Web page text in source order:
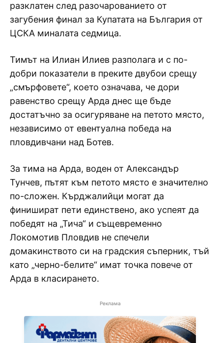
разклатен след разочарованието от
загубения финал за Купатата на България от
ЦСКА миналата седмица.
Тимът на Илиан Илиев разполага и с по-
добри показатели в преките двубои срещу
„смърфовете“, което означава, че дори
равенство срещу Арда днес ще бъде
достатъчно за осигуряване на петото място,
независимо от евентуална победа на
пловдивчани над Ботев.
За тима на Арда, воден от Александър
Тунчев, пътят към петото място е значително
по-сложен. Кърджалийци могат да
финишират пети единствено, ако успеят да
победят на „Тича“ и същевременно
Локомотив Пловдив не спечели
домакинството си на градския съперник, тъй
като „черно-белите“ имат точка повече от
Арда в класирането.
Реклама